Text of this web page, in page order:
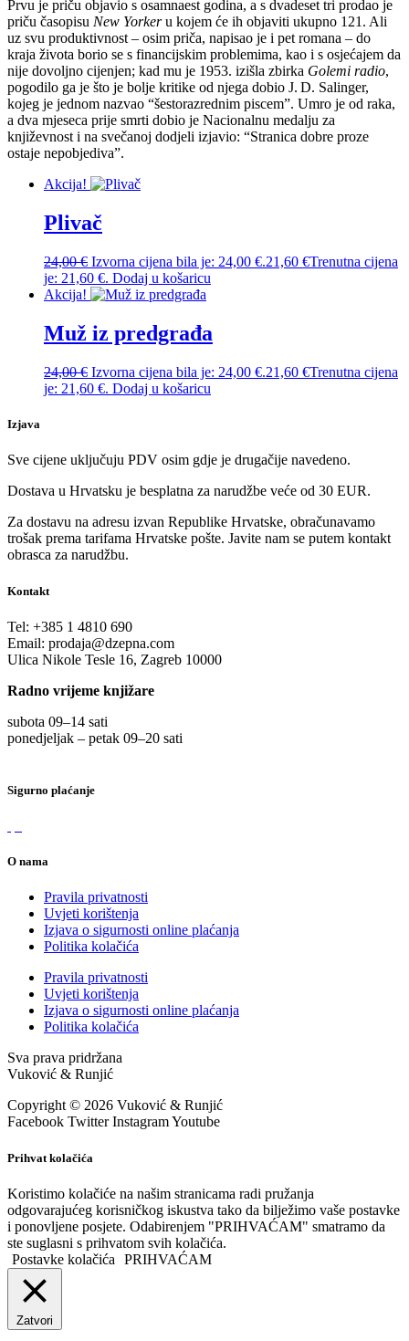
Prvu je priču objavio s osamnaest godina, a s dvadeset tri prodao je
priču časopisu New Yorkeru kojem će ih objaviti ukupno 121. Ali
uz svu produktivnost – osim priča, napisao je i pet romana – do
kraja života borio se s financijskim problemima, kao i s osjećajem da
nije dovoljno cijenjen; kad mu je 1953. izišla zbirka Golemi radio,
pogodilo ga je što je bolje kritike od njega dobio J. D. Salinger,
kojeg je jednom nazvao “šesto­razrednim piscem”. Umro je od raka,
a dva mjeseca prije smrti dobio je Nacionalnu medalju za
književnost i na ­svečanoj dodjeli izjavio: “Stranica dobre proze
ostaje nepobjediva”.
Akcija!
Plivač
24,00€ Izvorna cijena bila je: 24,00 €.21,60 €Trenutna cijena
je: 21,60 €. Dodaj u košaricu
Akcija!
Muž iz predgrađa
24,00€ Izvorna cijena bila je: 24,00 €.21,60 €Trenutna cijena
je: 21,60 €. Dodaj u košaricu
Izjava
Sve cijene uključuju PDV osim gdje je drugačije navedeno.
Dostava u Hrvatsku je besplatna za narudžbe veće od 30 EUR.
Za dostavu na adresu izvan Republike Hrvatske, obračunavamo
trošak prema tarifama Hrvatske pošte. Javite nam se putem kontakt
obrasca za narudžbu.
Kontakt
Tel: +385 1 4810 690
Email: prodaja@dzepna.com
Ulica Nikole Tesle 16, Zagreb 10000
Radno vrijeme knjižare
subota 09–14 sati
ponedjeljak – petak 09–20 sati
Sigurno plaćanje
O nama
Pravila privatnosti
Uvjeti korištenja
Izjava o sigurnosti online plaćanja
Politika kolačića
Pravila privatnosti
Uvjeti korištenja
Izjava o sigurnosti online plaćanja
Politika kolačića
Sva prava pridržana
Vuković & Runjić
Copyright © 2026 Vuković & Runjić
Facebook Twitter InstagramYoutube
Prihvat kolačića
Koristimo kolačiće na našim stranicama radi pružanja
odgovarajućeg korisničkog iskustva tako da bilježimo vaše postavke
i ponovljene posjete. Odabirenjem "PRIHVAĆAM" smatramo da
ste suglasni s prihvatom svih kolačića.
Postavke kolačića
PRIHVAĆAM
Zatvori